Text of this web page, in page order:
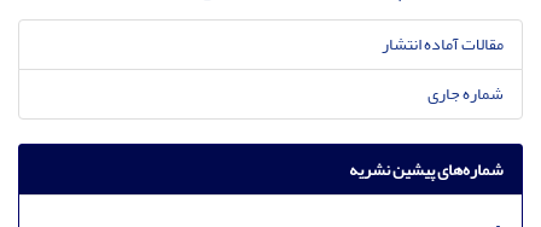
مقالات آماده انتشار
شماره جاری
شماره‌های پیشین نشریه